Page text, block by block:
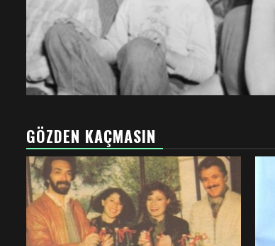
GÖZDEN KAÇMASIN